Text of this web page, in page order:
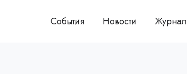
События Новости Журнал